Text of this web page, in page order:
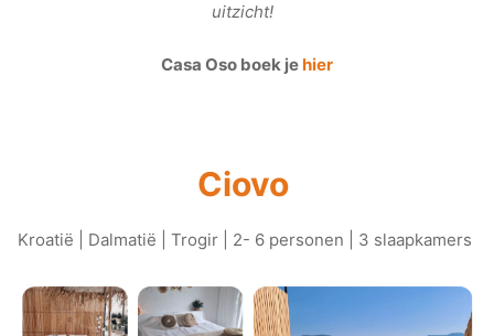
uitzicht!
Casa Oso boek jehier
Ciovo
Kroatië | Dalmatië | Trogir | 2- 6 personen | 3 slaapkamers